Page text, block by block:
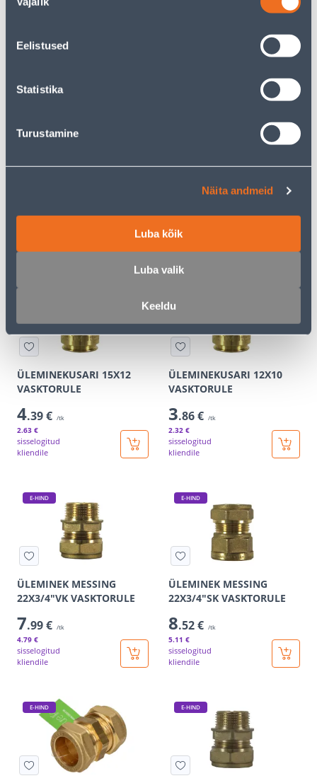
valik
Eelistused
Statistika
Turustamine
Näita andmeid
Luba kõik
Luba valik
Keeldu
SURVERÕNGAS 18MM 5TK
SURVERÕNGAS 22MM 5TK
sisselogitud
ÜLEMINEKUSARI 15X12
VASKTORULE
4.39 € /tk
2.63 €
sisselogitud
kliendile
ÜLEMINEKUSARI 12X10
VASKTORULE
3.86 € /tk
2.32 €
sisselogitud
kliendile
E-HIND
ÜLEMINEK MESSING
22X3/4"VK VASKTORULE
7.99 € /tk
4.79 €
sisselogitud
kliendile
E-HIND
ÜLEMINEK MESSING
22X3/4"SK VASKTORULE
8.52 € /tk
5.11 €
sisselogitud
kliendile
E-HIND E-HIND